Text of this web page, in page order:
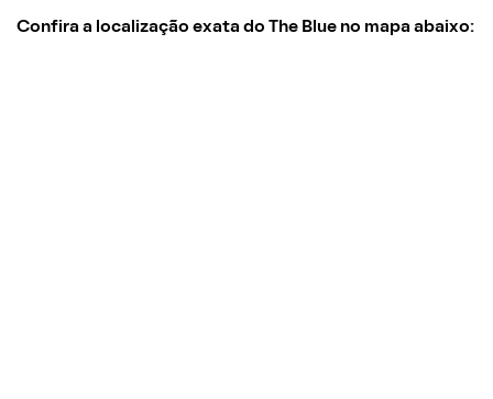
Confira a localização exata do The Blue no mapa abaixo: